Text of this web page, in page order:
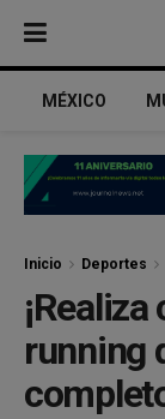
MÉXICO
Inicio Deportes
running